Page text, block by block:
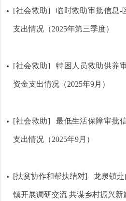
[社会救助] 临时救助审批信息-
支出情况（2025年第三季度）
[社会救助] 特困人员救助供养
资金支出情况（2025年9月）
[社会救助] 最低生活保障审批
支出情况（2025年9月）
[扶贫协作和帮扶结对] 龙泉镇
镇开展调研交流 共谋乡村振兴新